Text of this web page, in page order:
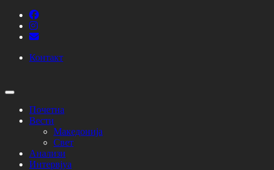
Контакт
Почетна
Вести
Македонија
Свет
Анализи
Интервјуа